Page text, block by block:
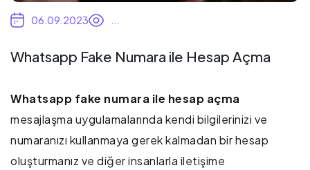
06.09.2023
Whatsapp Fake Numara ile Hesap Açma
Whatsapp fake numara ile hesap açma
mesajlaşma uygulamalarında kendi bilgilerinizi ve
numaranızı kullanmaya gerek kalmadan bir hesap
oluşturmanız ve diğer insanlarla iletişime